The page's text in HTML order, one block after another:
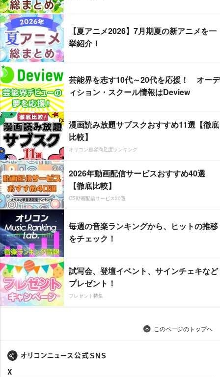
【夏アニメ2026】7月期夏の新アニメを一
挙紹介！
芸能界を志す10代～20代を応援！ オーデ
ィション・スクール情報はDeview
漫画読み放題サブスクおすすめ11選【徹底
比較】
オリコン顧客満足度ランキング
2026年動画配信サービスおすすめ40選
【徹底比較】
CS動画配信サービス20選
毎週の音楽ランキングから、ヒットの推移
をチェック！
試写会、登壇イベント、サインチェキなど
プレゼント！
プレゼント特集
このページのトップへ
X